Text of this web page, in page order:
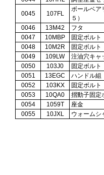
0045
107FL
ボールベア
５）
0046
13M42 フタ
0047
10MBP 固定ボルト
0048
10M2R 固定ボルト
0049
109LW 注油穴キャ
0050
103J0 固定ボルト
0051
13EGC ハンドル組
0052
103KX 固定ボルト
0053
10QA0 摺動子固定
0054
1059T 座金
0055
10JXL ウォームシ